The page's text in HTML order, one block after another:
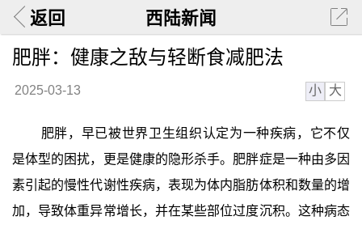
返回 西陆新闻
肥胖：健康之敌与轻断食减肥法
2025-03-13 小 大
肥胖，早已被世界卫生组织认定为一种疾病，它不仅
是体型的困扰，更是健康的隐形杀手。肥胖症是一种由多因
素引起的慢性代谢性疾病，表现为体内脂肪体积和数量的增
加，导致体重异常增长，并在某些部位过度沉积。这种病态